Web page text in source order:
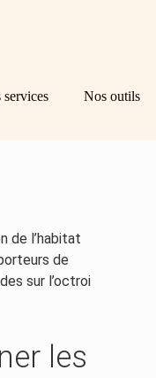
services Nos outils
de l’habitat
de
sur l’octroi
les